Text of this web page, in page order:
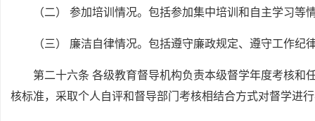
（二） 参加培训情况。包括参加集中培训和自主学习等
（三） 廉洁自律情况。包括遵守廉政规定、遵守工作纪
第二十六条 各级教育督导机构负责本级督学年度考核和
核标准，采取个人自评和督导部门考核相结合方式对督学进